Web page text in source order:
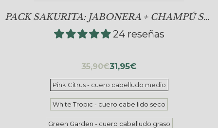
PACK SAKURITA: JABONERA + CHAMPÚ SÓLIDO
24 reseñas
35,90€31,95€
Pink Citrus - cuero cabelludo medio
White Tropic - cuero cabellido seco
Green Garden - cuero cabelludo graso